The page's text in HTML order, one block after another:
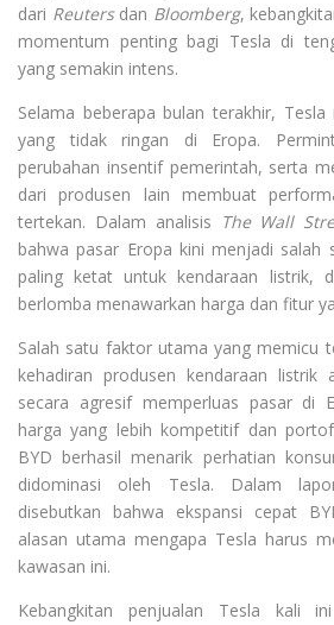
dari Reutersdan Bloomberg,
momentum penting bagi Tesla di
yang semakin intens.
Selama beberapa bulan terakhir,
yang tidak ringan di Eropa.
perubahan insentif pemerintah, serta
dari produsen lain membuat
tertekan. Dalam analisis The Wall
bahwa pasar Eropa kini menjadi salah
paling ketat untuk kendaraan listrik,
berlomba menawarkan harga dan fitur
Salah satu faktor utama yang memicu
kehadiran produsen kendaraan listrik
secara agresif memperluas pasar di
harga yang lebih kompetitif dan
BYD berhasil menarik perhatian
didominasi oleh Tesla. Dalam
disebutkan bahwa ekspansi cepat
alasan utama mengapa Tesla harus
kawasan ini.
Kebangkitan penjualan Tesla kali